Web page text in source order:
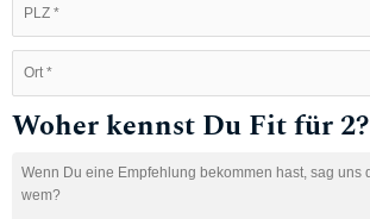
Woher kennst Du Fit für 2?